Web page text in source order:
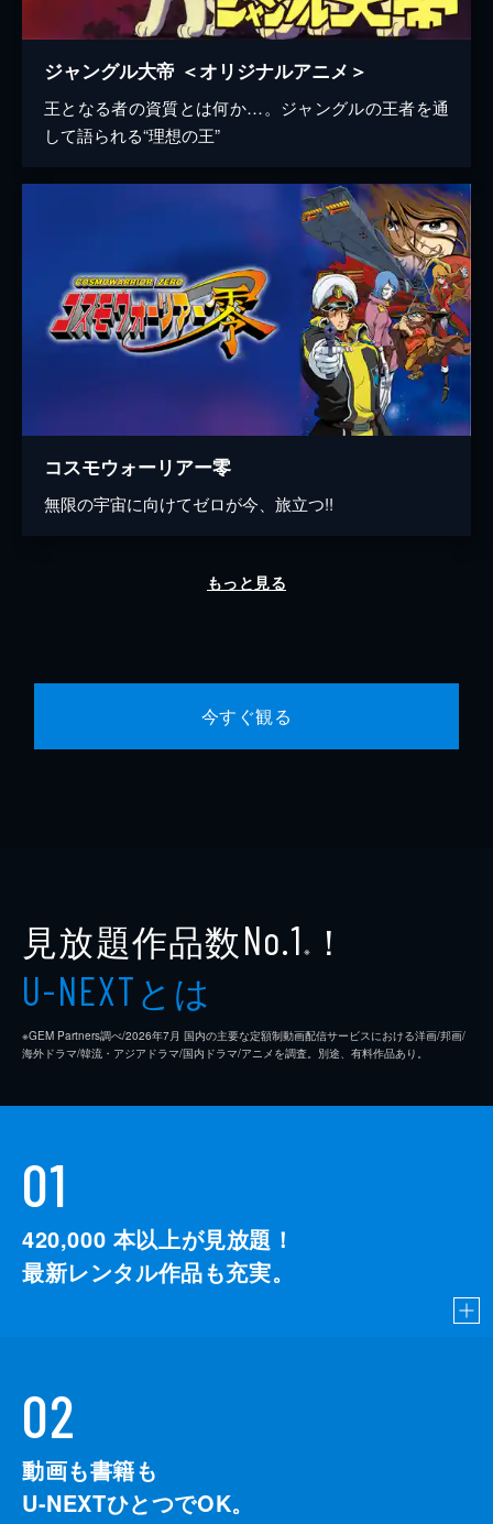
ジャングル大帝 ＜オリジナルアニメ＞
王となる者の資質とは何か…。ジャングルの王者を通
して語られる“理想の王”
コスモウォーリアー零
無限の宇宙に向けてゼロが今、旅立つ!!
もっと見る
今すぐ観る
見放題作品数No.1 ※ ！
U-NEXTとは
※GEM Partners調べ/2026年7⽉ 国内の主要な定額制動画配信サービスにおける洋画/邦画/
海外ドラマ/韓流・アジアドラマ/国内ドラマ/アニメを調査。別途、有料作品あり。
01
420,000 本以上が見放題！
最新レンタル作品も充実。
02
動画も書籍も
U-NEXTひとつでOK。